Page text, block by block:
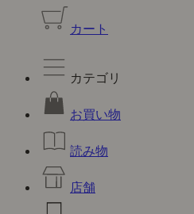
カート
カテゴリ
お買い物
読み物
店舗